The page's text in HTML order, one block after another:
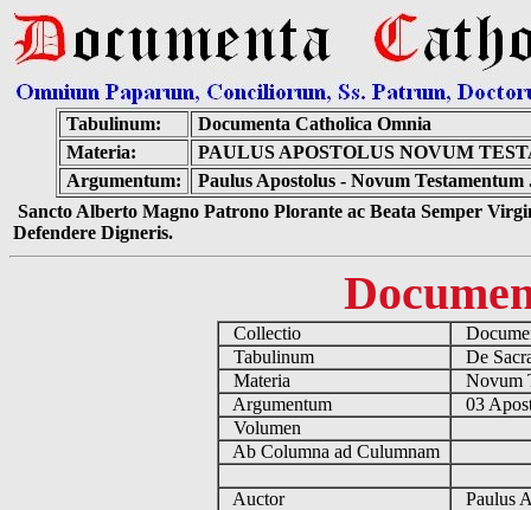
Tabulinum:
Documenta Catholica Omnia
Materia:
PAULUS APOSTOLUS NOVUM
Argumentum:
Paulus Apostolus - Novum
Sancto Alberto Magno Patrono Plorante ac Beata Semper
Defendere Digneris.
Collectio
Tabulinum
De
Materia
Novum
Argumentum
03
Volumen
Ab Columna ad Culumnam
Auctor
Paulus